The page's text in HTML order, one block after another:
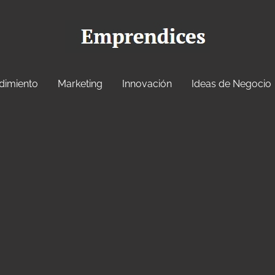
Marketing Innovación Ideas de Negocio